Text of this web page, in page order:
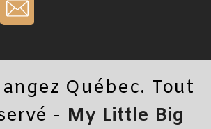
Québec. Tout
- My Little Big